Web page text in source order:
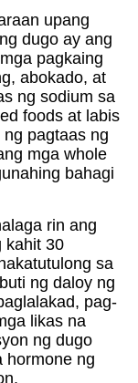
upang
dugo ay ang
pagkaing
abokado, at
ng sodium sa
foods at labis
pagtaas ng
mga whole
bahagi
rin ang
kahit 30
sa
ng daloy ng
pag-
likas na
ng dugo
hormone ng